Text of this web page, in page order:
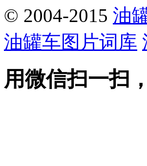
© 2004-2015 油
油罐车图片词库
用微信扫一扫